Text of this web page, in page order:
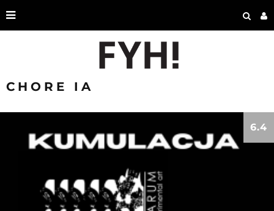
CHORE IA
6.4